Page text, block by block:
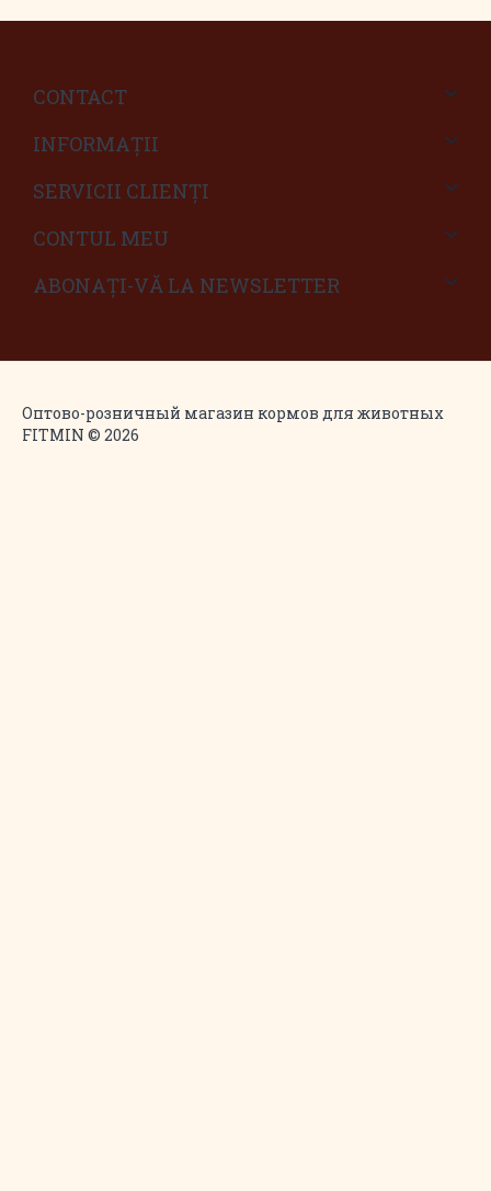
CONTACT
INFORMAŢII
SERVICII CLIENŢI
CONTUL MEU
ABONAȚI-VĂ LA NEWSLETTER
Оптово-розничный магазин кормов для животных
FITMIN © 2026